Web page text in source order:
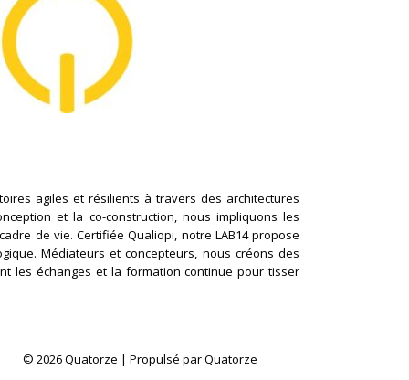
agiles et résilients à travers des architectures
et la co-construction, nous impliquons les
de vie. Certifiée Qualiopi, notre LAB14 propose
Médiateurs et concepteurs, nous créons des
les échanges et la formation continue pour tisser
© 2026 Quatorze | Propulsé par Quatorze